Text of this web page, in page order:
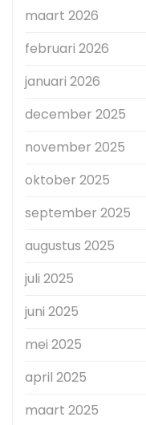
maart 2026
februari 2026
januari 2026
december 2025
november 2025
oktober 2025
september 2025
augustus 2025
juli 2025
juni 2025
mei 2025
april 2025
maart 2025